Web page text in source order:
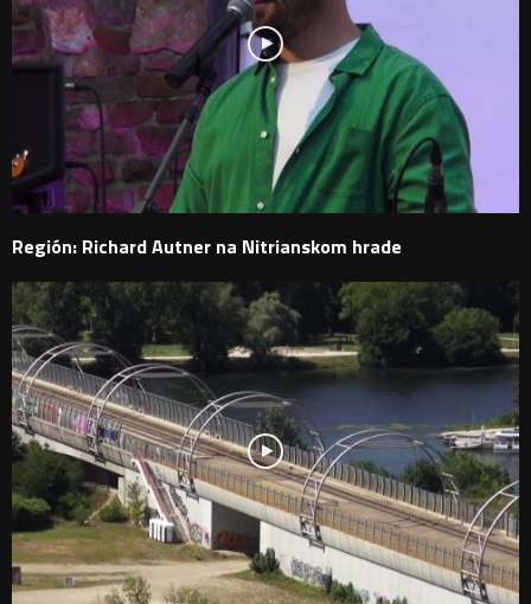
Región: Richard Autner na Nitrianskom hrade